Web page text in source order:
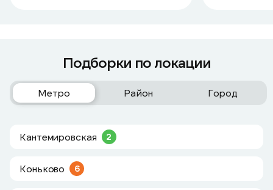
Подборки по локации
Метро Район Город
Кантемировская 2
Коньково 6